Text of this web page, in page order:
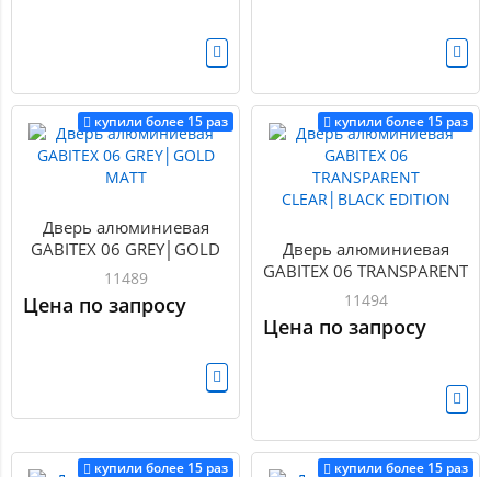
купили более 15 раз
Дверь алюминиевая
GABITEX 06 GREY│GOLD
MATT
11489
Цена по запросу
купили более 15 раз
Дверь алюминиевая
GABITEX 06 TRANSPARENT
CLEAR│BLACK EDITION
11494
Цена по запросу
купили более 15 раз купили более 15 раз